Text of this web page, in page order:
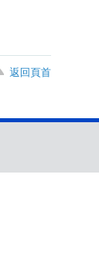
返回頁首